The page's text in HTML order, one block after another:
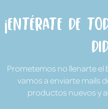
¡Entérate de
Prometemos no llenarte el
vamos a enviarte mails
productos nuevos y